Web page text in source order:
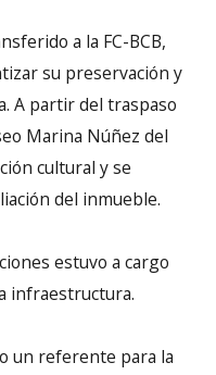
a la FC-BCB,
su preservación y
A partir del traspaso
Marina Núñez del
cultural y se
del inmueble.
estuvo a cargo
infraestructura.
un referente para la